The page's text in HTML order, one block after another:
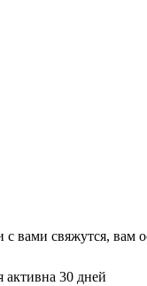
свяжутся, вам
активна 30 дней